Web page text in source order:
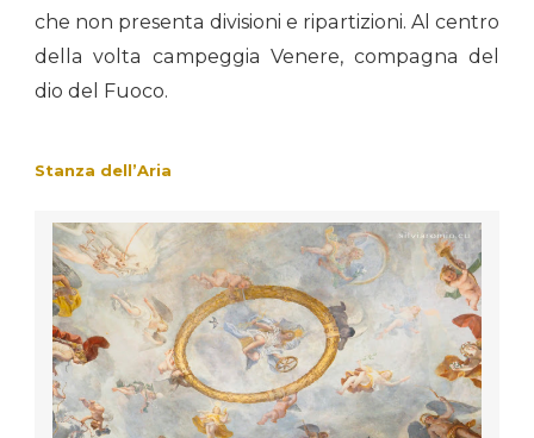
che non presenta divisioni e ripartizioni. Al centro
della volta campeggia Venere, compagna del
dio del Fuoco.
Stanza dell’Aria